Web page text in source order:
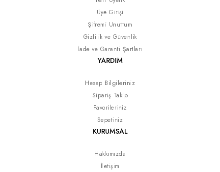
Üye Girişi
Şifremi Unuttum
Gizlilik ve Güvenlik
İade ve Garanti Şartları
YARDIM
Hesap Bilgileriniz
Sipariş Takip
Favorileriniz
Sepetiniz
KURUMSAL
Hakkımızda
İletişim